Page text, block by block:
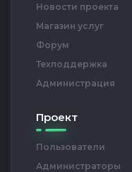
Новости проекта
Магазин услуг
Форум
Техподдержка
Администрация
Проект
Пользователи
Администраторы